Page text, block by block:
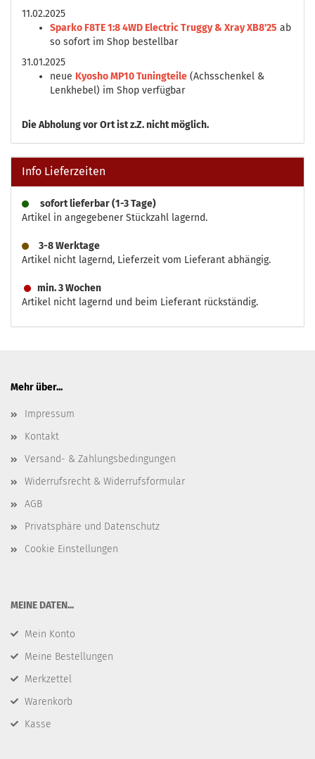
11.02.2025
Sparko F8TE 1:8 4WD Electric Truggy & Xray XB8'25 ab
so sofort im Shop bestellbar
31.01.2025
neue Kyosho MP10 Tuningteile (Achsschenkel &
Lenkhebel) im Shop verfügbar
DieAbholung vor Ort ist z.Z. nicht möglich.
Info Lieferzeiten
sofort lieferbar (1-3 Tage)
Artikel in angegebener Stückzahl lagernd.
3-8 Werktage
Artikel nicht lagernd, Lieferzeit vom Lieferant abhängig.
min. 3 Wochen
Artikel nicht lagernd und beim Lieferant rückständig.
Mehr über...
Impressum
Kontakt
Versand- & Zahlungsbedingungen
Widerrufsrecht & Widerrufsformular
AGB
Privatsphäre und Datenschutz
Cookie Einstellungen
​MEINE DATEN...
Mein Konto
Meine Bestellungen
Merkzettel
Warenkorb
Kasse